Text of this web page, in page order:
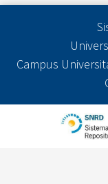
Campus